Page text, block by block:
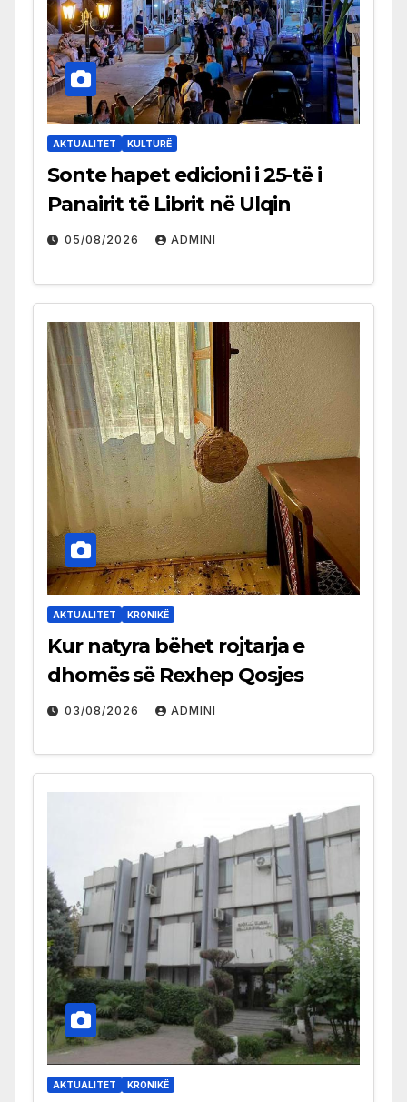
AKTUALITET KULTURË
Sonte hapet edicioni i 25-të i
Panairit të Librit në Ulqin
05/08/2026 ADMINI
AKTUALITET KRONIKË
Kur natyra bëhet rojtarja e
dhomës së Rexhep Qosjes
03/08/2026 ADMINI
AKTUALITET KRONIKË